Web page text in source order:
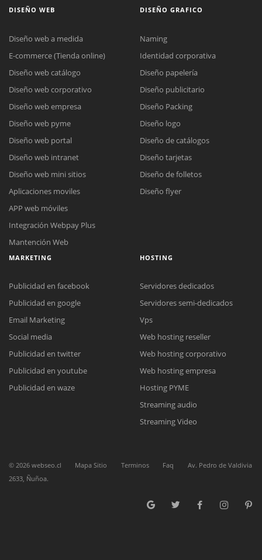
Reunión online
Nuestros ejecutivos le enviarán un correo electrónico con el enlace a
Meet para la reunión online.
Cotización
Complete el formulario y nos contactaremos a la brevedad.
Chat Online
para enviarnos un correo electrónico con sus datos personales.
DISEÑO WEB
Diseño web a medida
E-commerce (Tienda online)
Diseño web catálogo
Diseño web corporativo
Diseño web empresa
Diseño web pyme
Diseño web portal
Diseño web intranet
Diseño web mini sitios
Aplicaciones moviles
APP web móviles
Integración Webpay Plus
Mantención Web
DISEÑO GRAFICO
Naming
Identidad corporativa
Diseño papelería
Diseño publicitario
Diseño Packing
Diseño logo
Diseño de catálogos
Diseño tarjetas
Diseño de folletos
Diseño flyer
MARKETING
Publicidad en facebook
Publicidad en google
Email Marketing
Social media
Publicidad en twitter
Publicidad en youtube
Publicidad en waze
HOSTING
Servidores dedicados
Servidores semi-dedicados
Vps
Web hosting reseller
Web hosting corporativo
Web hosting empresa
Hosting PYME
Streaming audio
Streaming Video
© 2026 webseo.cl Mapa Sitio Terminos Faq
Av. Pedro de Valdivia
2633, Ñuñoa.